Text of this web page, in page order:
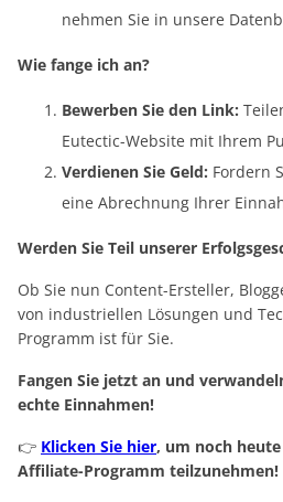
nehmen Sie in unsere
Wie fange ich an?
Bewerben Sie den Link:
Eutectic-Website mit Ihrem
Verdienen Sie Geld: Fordern
eine Abrechnung Ihrer
Werden Sie Teil unserer
Ob Sie nun Content-Ersteller,
von industriellen Lösungen und
Programm ist für Sie.
Fangen Sie jetzt an und
echte Einnahmen!
👉 Klicken Sie hier, um noch
Affiliate-Programm teilzunehmen!